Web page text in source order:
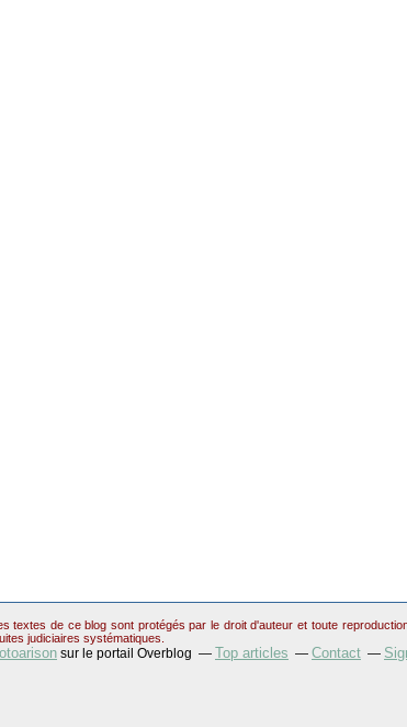
textes de ce blog sont protégés par le droit d'auteur et toute
judiciaires systématiques.
sur le portail Overblog Top articles Contact